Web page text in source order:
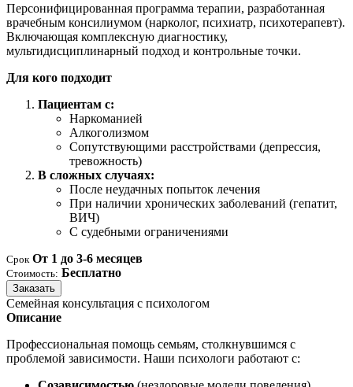
Персонифицированная программа терапии, разработанная
врачебным консилиумом (нарколог, психиатр, психотерапевт).
Включающая комплексную диагностику,
мультидисциплинарный подход и контрольные точки.
Для кого подходит
Пациентам с:
Наркоманией
Алкоголизмом
Сопутствующими расстройствами (депрессия,
тревожность)
В сложных случаях:
После неудачных попыток лечения
При наличии хронических заболеваний (гепатит,
ВИЧ)
С судебными ограничениями
Срок От 1 до 3-6 месяцев
Стоимость: Бесплатно
Заказать
Семейная консультация с психологом
Описание
Профессиональная помощь семьям, столкнувшимся с
проблемой зависимости. Наши психологи работают с: